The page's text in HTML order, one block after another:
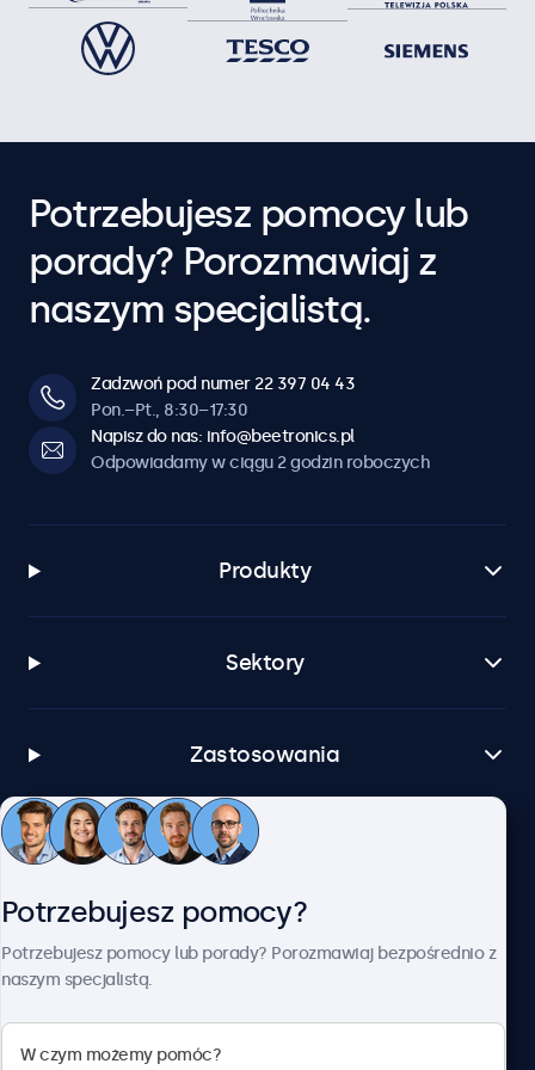
Potrzebujesz pomocy lub
porady? Porozmawiaj z
naszym specjalistą.
Zadzwoń pod numer 22 397 04 43
Pon.–Pt., 8:30–17:30
Napisz do nas: info@beetronics.pl
Odpowiadamy w ciągu 2 godzin roboczych
Produkty
Sektory
Zastosowania
Obsługa klienta
Potrzebujesz pomocy?
Potrzebujesz pomocy lub porady? Porozmawiaj bezpośrednio z
naszym specjalistą.